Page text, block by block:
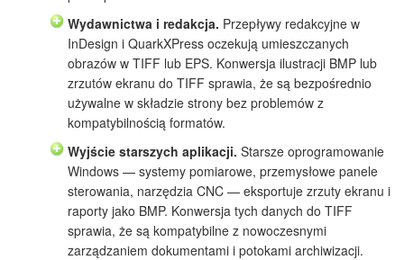
Wydawnictwa i redakcja. Przepływy redakcyjne w
InDesign i QuarkXPress oczekują umieszczanych
obrazów w TIFF lub EPS. Konwersja ilustracji BMP lub
zrzutów ekranu do TIFF sprawia, że są bezpośrednio
używalne w składzie strony bez problemów z
kompatybilnością formatów.
Wyjście starszych aplikacji. Starsze oprogramowanie
Windows — systemy pomiarowe, przemysłowe panele
sterowania, narzędzia CNC — eksportuje zrzuty ekranu i
raporty jako BMP. Konwersja tych danych do TIFF
sprawia, że są kompatybilne z nowoczesnymi
zarządzaniem dokumentami i potokami archiwizacji.